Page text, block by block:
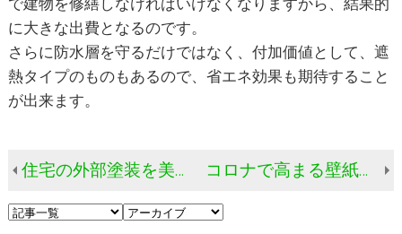
に大きな出費となるのです。
さらに防水層を守るだけではなく、付加価値として、遮
熱タイプのものもあるので、省エネ効果も期待すること
が出来ます。
住宅の外部塗装を美観を保つためだけと思っていませんか？ コロナで高まる壁紙リフォーム需要